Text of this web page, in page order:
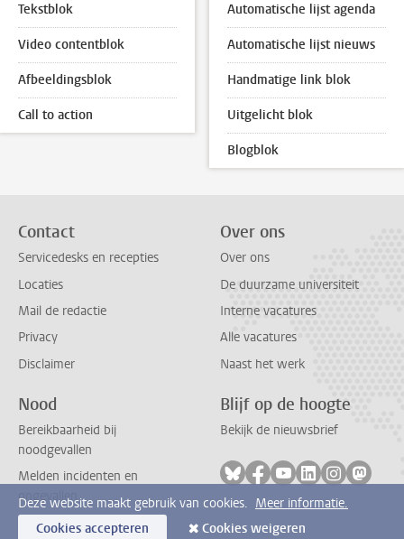
Tekstblok
Video contentblok
Afbeeldingsblok
Call to action
Automatische lijst agenda
Automatische lijst nieuws
Handmatige link blok
Uitgelicht blok
Blogblok
Contact
Servicedesks en recepties
Locaties
Mail de redactie
Privacy
Disclaimer
Over ons
Over ons
De duurzame universiteit
Interne vacatures
Alle vacatures
Naast het werk
Nood
Bereikbaarheid bij
noodgevallen
Melden incidenten en
ongevallen
Blijf op de hoogte
Bekijk de nieuwsbrief
Volg ons op bluesky
Volg ons op facebook
Volg ons op
Volg ons op
Volg ons
Volg
Deze website maakt gebruik van cookies. Meer informatie.
Cookies accepteren
Cookies weigeren